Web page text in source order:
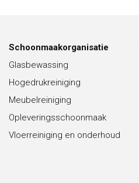
Schoonmaakorganisatie
Glasbewassing
Hogedrukreiniging
Meubelreiniging
Opleveringsschoonmaak
Vloerreiniging en onderhoud